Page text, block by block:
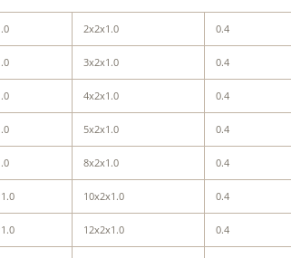
2x2x1.0 0.4
3x2x1.0 0.4
4x2x1.0 0.4
5x2x1.0 0.4
8x2x1.0 0.4
10x2x1.0 0.4
12x2x1.0 0.4